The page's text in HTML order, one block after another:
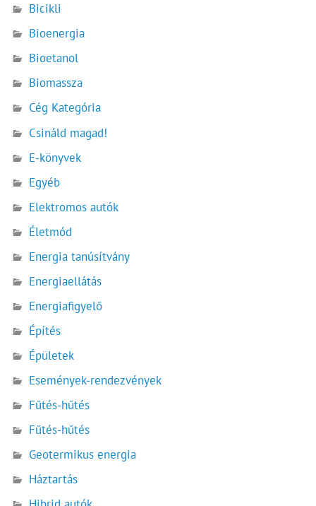
Bicikli
Bioenergia
Bioetanol
Biomassza
Cég Kategória
Csináld magad!
E-könyvek
Egyéb
Elektromos autók
Életmód
Energia tanúsítvány
Energiaellátás
Energiafigyelő
Építés
Épületek
Események-rendezvények
Fűtés-hűtés
Fűtés-hűtés
Geotermikus energia
Háztartás